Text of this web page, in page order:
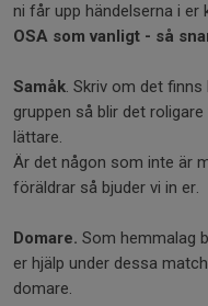
ni får upp händelserna i er
OSA som vanligt - så
Samåk. Skriv om det
gruppen så blir det
lättare.
Är det någon som inte är
föräldrar så bjuder vi in er.
Domare. Som hemmalag
er hjälp under dessa
domare.